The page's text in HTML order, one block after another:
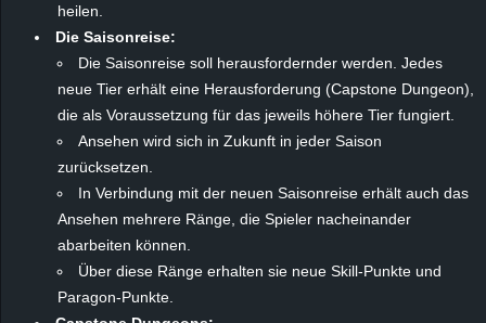
heilen.
Die Saisonreise:
Die Saisonreise soll herausfordernder werden. Jedes
neue Tier erhält eine Herausforderung (Capstone Dungeon),
die als Voraussetzung für das jeweils höhere Tier fungiert.
Ansehen wird sich in Zukunft in jeder Saison
zurücksetzen.
In Verbindung mit der neuen Saisonreise erhält auch das
Ansehen mehrere Ränge, die Spieler nacheinander
abarbeiten können.
Über diese Ränge erhalten sie neue Skill-Punkte und
Paragon-Punkte.